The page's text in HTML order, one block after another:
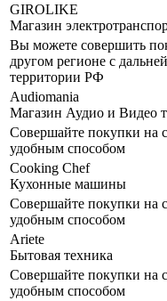
GIROLIKE
Магазин
Вы можете совершить
другом регионе с
территории РФ
Audiomania
Магазин Аудио и Видео
Совершайте покупки на
удобным способом
Cooking Chef
Кухонные машины
Совершайте покупки на
удобным способом
Ariete
Бытовая техника
Совершайте покупки на
удобным способом